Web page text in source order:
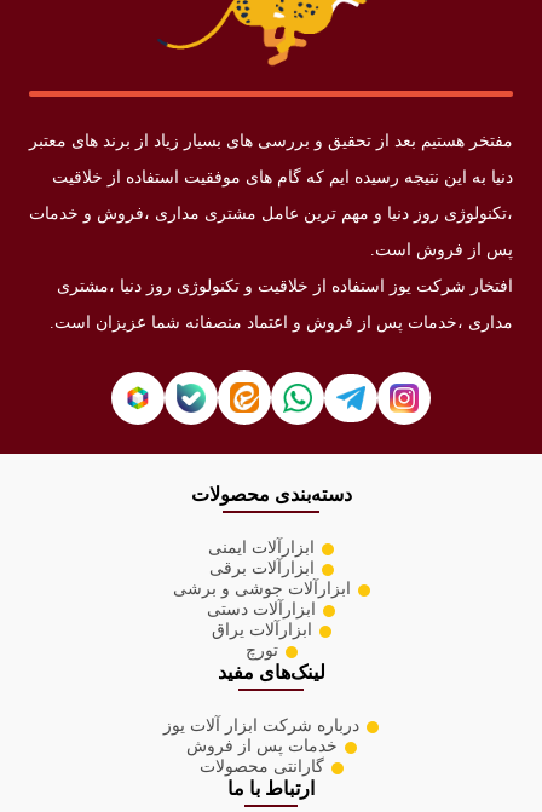
مفتخر هستیم بعد از تحقیق و بررسی های بسیار زیاد از برند های معتبر
دنیا به این نتیجه رسیده ایم که گام های موفقیت استفاده از خلاقیت
،تکنولوژی روز دنیا و مهم ترین عامل مشتری مداری ،فروش و خدمات
پس از فروش است.
افتخار شرکت یوز استفاده از خلاقیت و تکنولوژی روز دنیا ،مشتری
مداری ،خدمات پس از فروش و اعتماد منصفانه شما عزیزان است.
دسته‌بندی محصولات
ابزارآلات ایمنی
ابزارآلات برقی
ابزارآلات جوشی و برشی
ابزارآلات دستی
ابزارآلات یراق
تورچ
لینک‌های مفید
درباره شرکت ابزار آلات یوز
خدمات پس از فروش
گارانتی محصولات
ارتباط با ما